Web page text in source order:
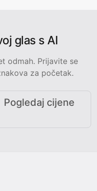
glas s AI
odmah. Prijavite se
za početak.
Pogledaj cijene